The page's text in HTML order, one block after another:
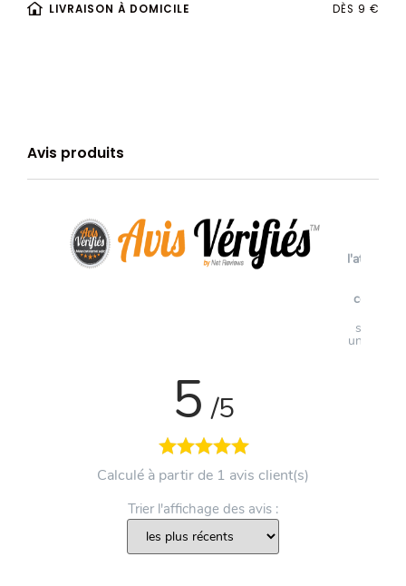
LIVRAISON À DOMICILE DÈS 9 €
Avis produits
soumis à
un
5 /5
Calculé à partir de 1 avis client(s)
Trier l'affichage des avis :